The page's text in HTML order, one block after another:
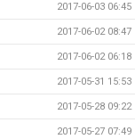
2017-06-03 06:45
2017-06-02 08:47
2017-06-02 06:18
2017-05-31 15:53
2017-05-28 09:22
2017-05-27 07:49